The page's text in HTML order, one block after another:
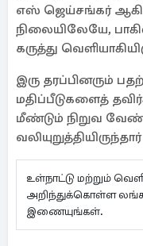
எஸ் ஜெய்சங்கர்
நிலையிலேயே,
கருத்து
இரு தரப்பினரும்
மதிப்பீடுகளைத்
மீண்டும் நிறுவ
உள்நாட்டு மற்றும்
அறிந்துக்கொள்ள
இணையுங்கள்.